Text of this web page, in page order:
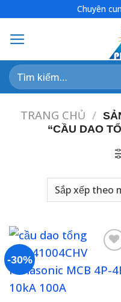
content
Chuyên
Tìm
kiếm:
TRANG CHỦ /
“CẦU DAO
-30%